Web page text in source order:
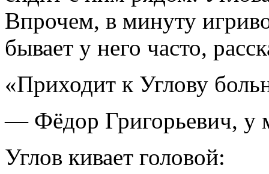
Впрочем, в минуту
бывает у него часто,
«Приходит к Углову
— Фёдор Григорьевич, у
Углов кивает головой: